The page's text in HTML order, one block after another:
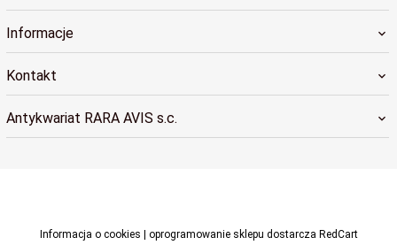
Informacje
Kontakt
Antykwariat RARA AVIS s.c.
Informacja o cookies oprogramowanie sklepu dostarcza RedCart